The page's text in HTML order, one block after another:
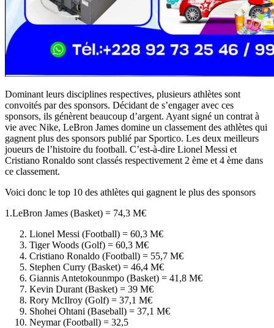
Dominant leurs disciplines respectives, plusieurs athlètes sont
convoités par des sponsors. Décidant de s’engager avec ces
sponsors, ils génèrent beaucoup d’argent. Ayant signé un contrat à
vie avec Nike, LeBron James domine un classement des athlètes qui
gagnent plus des sponsors publié par Sportico. Les deux meilleurs
joueurs de l’histoire du football. C’est-à-dire Lionel Messi et
Cristiano Ronaldo sont classés respectivement 2 ème et 4 ème dans
ce classement.
Voici donc le top 10 des athlètes qui gagnent le plus des sponsors
1.LeBron James (Basket) = 74,3 M€
Lionel Messi (Football) = 60,3 M€
Tiger Woods (Golf) = 60,3 M€
Cristiano Ronaldo (Football) = 55,7 M€
Stephen Curry (Basket) = 46,4 M€
Giannis Antetokounmpo (Basket) = 41,8 M€
Kevin Durant (Basket) = 39 M€
Rory McIlroy (Golf) = 37,1 M€
Shohei Ohtani (Baseball) = 37,1 M€
Neymar (Football) = 32,5